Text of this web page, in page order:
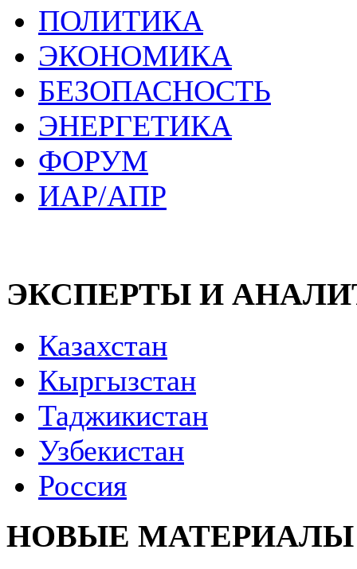
ПОЛИТИКА
ЭКОНОМИКА
БЕЗОПАСНОСТЬ
ЭНЕРГЕТИКА
ФОРУМ
ИАР/АПР
ЭКСПЕРТЫ И
Казахстан
Кыргызстан
Таджикистан
Узбекистан
Россия
НОВЫЕ МАТЕРИАЛЫ